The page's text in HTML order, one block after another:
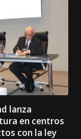
lanza
en centros
con la ley